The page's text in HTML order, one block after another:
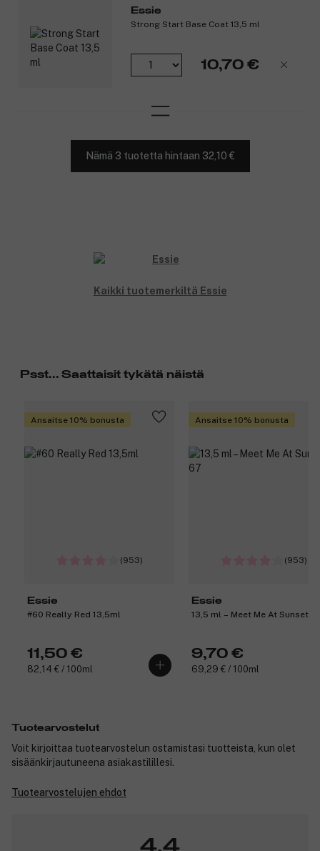
Essie
Strong Start Base Coat 13,5 ml
10,70 €
Nämä 3 tuotetta hintaan 32,10 €
Kaikki tuotemerkiltä Essie
Psst... Saattaisit tykätä näistä
Ansaitse 10% bonusta
(953)
Essie
#60 Really Red 13,5ml
11,50 €
82,14 € / 100ml
Ansaitse 10% bonusta
(953)
Essie
13,5 ml – Meet Me At Sunset
9,70 €
69,29 € / 100ml
Tuotearvostelut
Voit kirjoittaa tuotearvostelun ostamistasi tuotteista, kun olet
sisäänkirjautuneena asiakastilillesi.
Tuotearvostelujen ehdot
4,4